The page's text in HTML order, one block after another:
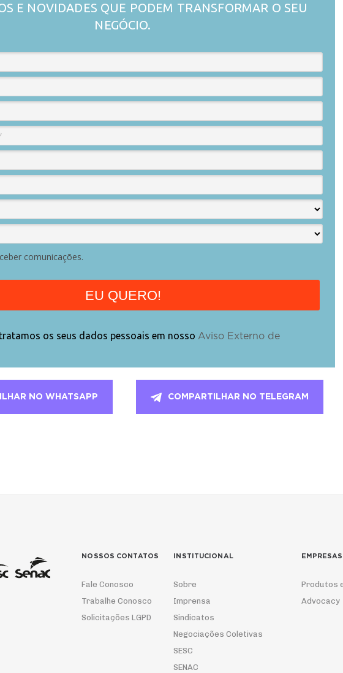
E NOVIDADES QUE PODEM TRANSFORMAR O SEU
NEGÓCIO.
comunicações.
EU QUERO!
os seus dados pessoais em nosso Aviso Externo de
NO WHATSAPP COMPARTILHAR NO TELEGRAM
NOSSOS CONTATOS
Fale Conosco
Trabalhe Conosco
Solicitações LGPD
INSTITUCIONAL
Sobre
Imprensa
Sindicatos
Negociações Coletivas
SESC
SENAC
EMPRESAS
Produtos
Advocacy